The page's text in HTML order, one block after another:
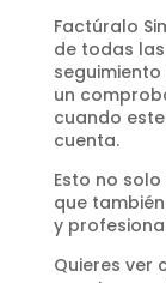
Factúralo
de todas
un
cuando
cuenta.
Esto no
que
y
Quieres ver